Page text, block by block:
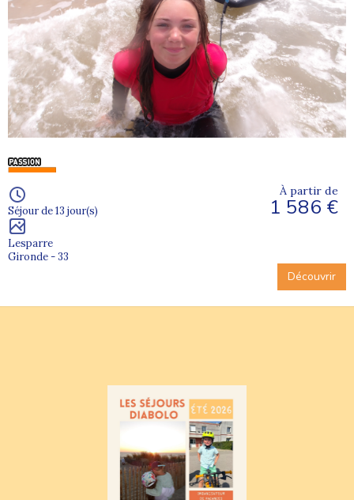
Séjour de 13 jour(s)
Lesparre
Gironde - 33
À partir de
1 586 €
Découvrir